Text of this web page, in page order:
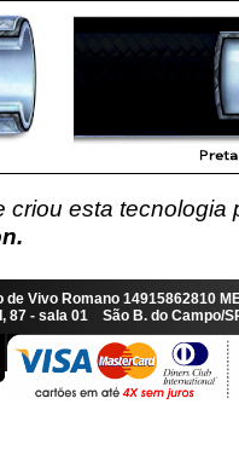
criou esta
n.
de Vivo Romano
87 - sala 01 São B. do